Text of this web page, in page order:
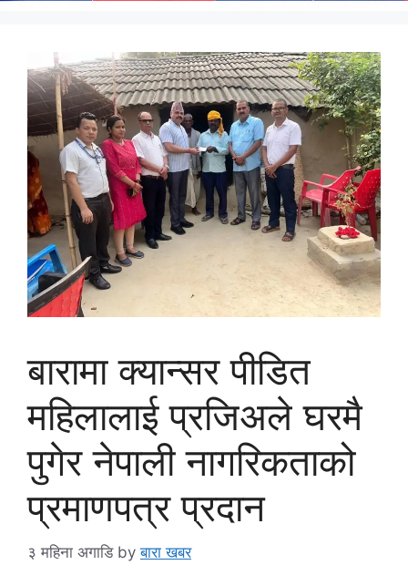
बारामा क्यान्सर पीडित
महिलालाई प्रजिअले घरमै
पुगेर नेपाली नागरिकताको
प्रमाणपत्र प्रदान
३ महिना अगाडि byबारा खबर